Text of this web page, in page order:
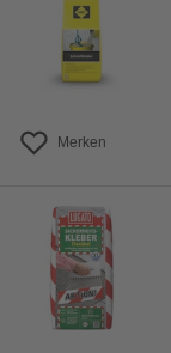
Merken